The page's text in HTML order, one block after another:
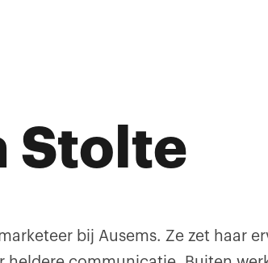
Stolte
marketeer bij Ausems. Ze zet haar